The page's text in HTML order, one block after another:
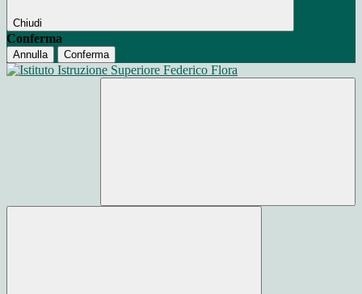
Chiudi
Conferma
Annulla Conferma